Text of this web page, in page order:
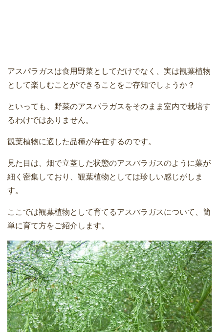
アスパラガスは食用野菜としてだけでなく、実は観葉植物
として楽しむことができることをご存知でしょうか？
といっても、野菜のアスパラガスをそのまま室内で栽培す
るわけではありません。
観葉植物に適した品種が存在するのです。
見た目は、畑で立茎した状態のアスパラガスのように葉が
細く密集しており、観葉植物としては珍しい感じがしま
す。
ここでは観葉植物として育てるアスパラガスについて、簡
単に育て方をご紹介します。